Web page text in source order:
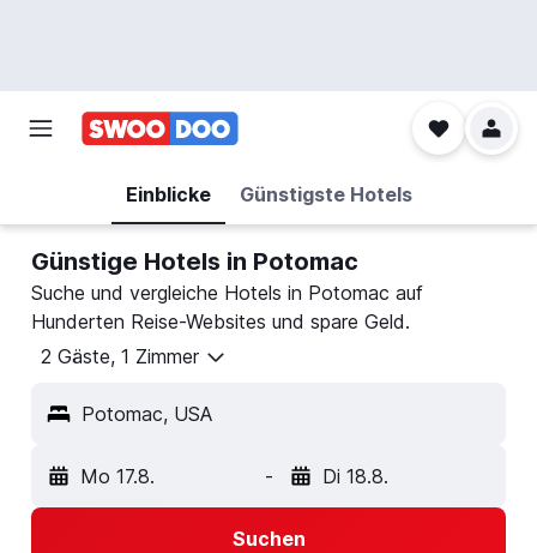
Einblicke Günstigste Hotels
Günstige Hotels in Potomac
Suche und vergleiche Hotels in Potomac auf
Hunderten Reise-Websites und spare Geld.
2 Gäste, 1 Zimmer
Potomac, USA
Mo 17.8. - Di 18.8.
Suchen